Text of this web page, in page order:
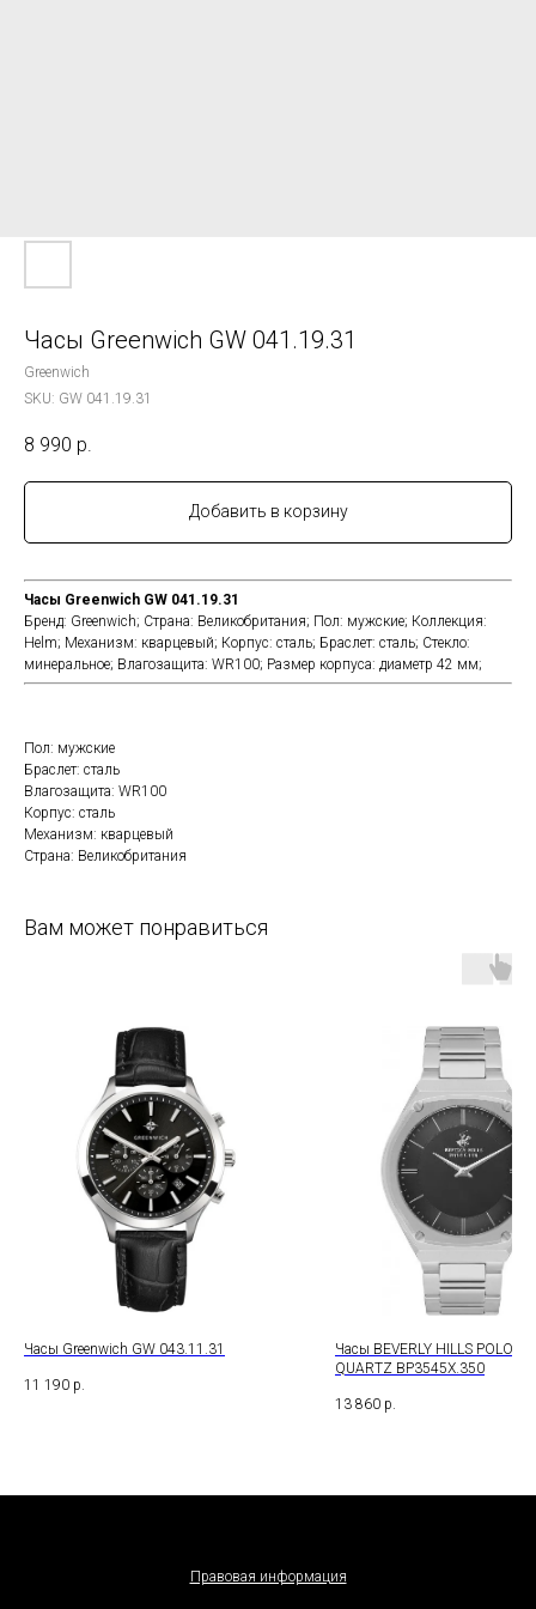
Часы Greenwich GW 041.19.31
Greenwich
SKU: GW 041.19.31
8 990 р.
Добавить в корзину
Часы Greenwich GW 041.19.31
Бренд: Greenwich; Страна: Великобритания; Пол: мужские; Коллекция:
Helm; Механизм: кварцевый; Корпус: сталь; Браслет: сталь; Стекло:
минеральное; Влагозащита: WR100; Размер корпуса: диаметр 42 мм;
Пол: мужские
Браслет: сталь
Влагозащита: WR100
Корпус: сталь
Механизм: кварцевый
Страна: Великобритания
Вам может понравиться
Часы Greenwich GW 043.11.31
11 190 р.
Часы BEVERLY HILLS POLO
QUARTZ BP3545X.350
13 860 р.
Правовая информация